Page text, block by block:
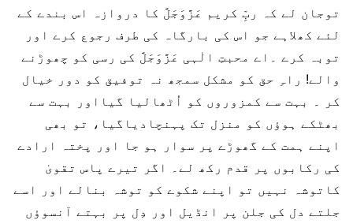
توجان لے کہ ربِّ کریم عَزَّوَجَلَّ کا دروازہ اس بندے کے
لئے کھلاہے جو اس کی بارگاہ کی طرف رجوع کرے اور
توبہ کرے ۔اے محبتِ الٰہی عَزَّوَجَلَّ کی رسی کو چھوڑنے
والے! راہِ حق کو مشکل سمجھ نہ توفیق کو دور خیال
کر ۔ بہت سے کمزوروں کو اُٹھالیا گیااور بہت سے
بھٹکے ہوؤں کو منزل تک پہنچادیاگیا، تو بھی
اپنے ہمت کے گھوڑے پر سوار ہو جا اور پختہ ارادے
کی رکابوں پر قدم رکھ لے۔ اگر تیرے پاس تقویٰ
کاتوشہ نہیں تو اپنے شکوے کو توشہ بنالے اور اسے
جلتے دل کی جلن پر انڈیل اور دِل پر بہتے آنسوؤں